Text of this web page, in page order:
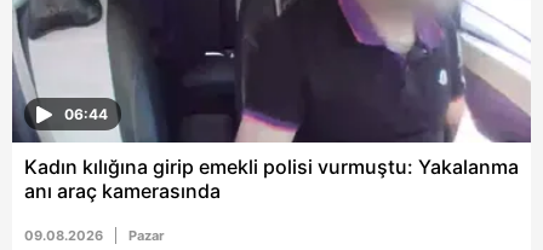
06:44
Kadın kılığına girip emekli polisi vurmuştu: Yakalanma
anı araç kamerasında
09.08.2026 Pazar